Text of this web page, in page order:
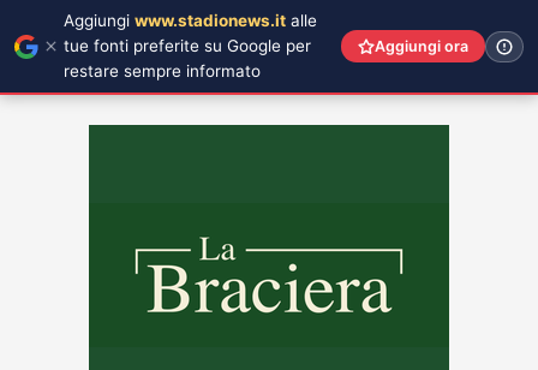
Aggiungi www.stadionews.it alle
tue fonti preferite su Google per
restare sempre informato
Aggiungi ora